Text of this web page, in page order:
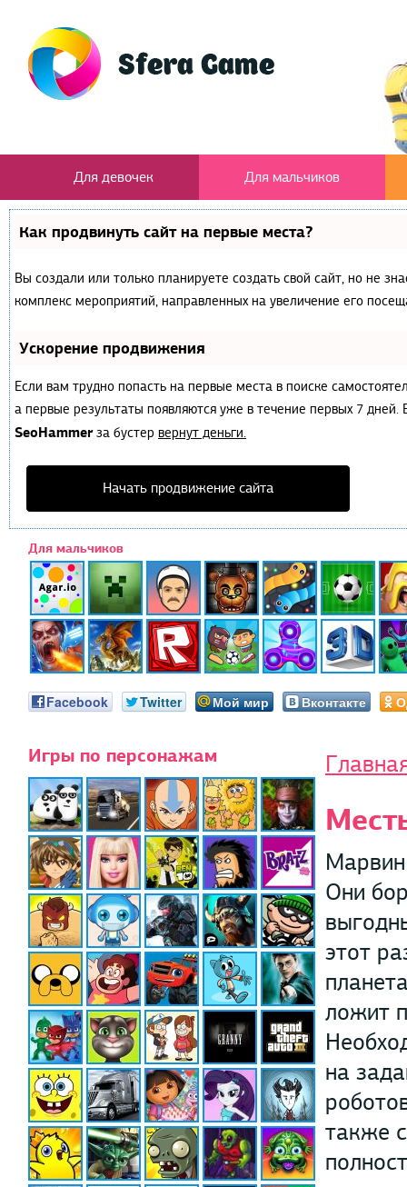
Для девочек Для мальчиков
Как продвинуть сайт на первые места?
Вы создали или только планируете создать свой сайт, но не
комплекс мероприятий, направленных на увеличение его
Ускорение продвижения
Если вам трудно попасть на первые места в поиске
а первые результаты появляются уже в течение первых 7
SeoHammerза бустер вернут деньги.
Начать продвижение сайта
Для мальчиков
Facebook Twitter Мой мир Вконтакте
Игры по персонажам
Они
этот
ложит
на
также